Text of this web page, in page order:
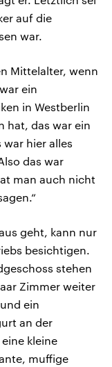
auf die
war.
Mittelalter, wenn
ein
in Westberlin
hat, das war ein
war hier alles
das war
man auch nicht
geht, kann nur
besichtigen.
stehen
Zimmer weiter
ein
an der
kleine
muffige